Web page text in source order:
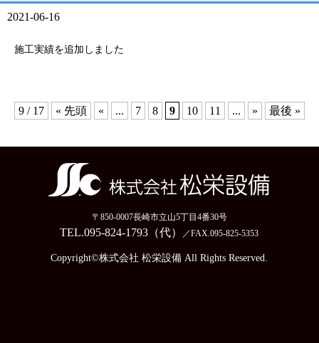
2021-06-16
施工実績を追加しました
9 / 17 « 先頭 « ... 7 8 9 10 11 ... » 最後 »
〒850-0007長崎市立山5丁目4番30号
TEL.095-824-1793（代） ／FAX.095-825-5353
Copyright©株式会社 松栄設備 All Rights Reserved.